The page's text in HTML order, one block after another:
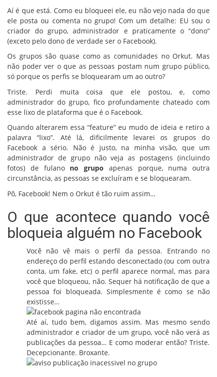
Aí é que está. Como eu bloqueei ele, eu não vejo nada do que
ele posta ou comenta no grupo! Com um detalhe: EU sou o
criador do grupo, administrador e praticamente o “dono”
(exceto pelo dono de verdade ser o Facebook).
Os grupos são quase como as comunidades no Orkut. Mas
não poder ver o que as pessoas postam num grupo público,
só porque os perfis se bloquearam um ao outro?
Triste. Perdi muita coisa que ele postou, e, como
administrador do grupo, fico profundamente chateado com
esse lixo de plataforma que é o Facebook.
Quando alterarem essa “feature” eu mudo de ideia e retiro a
palavra “lixo”. Até lá, dificilmente levarei os grupos do
Facebook a sério. Não é justo, na minha visão, que um
administrador de grupo não veja as postagens (incluindo
fotos) de fulano no grupo apenas porque, numa outra
circunstância, as pessoas se excluíram e se bloquearam.
Pô, Facebook! Nem o Orkut é tão ruim assim…
O que acontece quando você
bloqueia alguém no Facebook
Você não vê mais o perfil da pessoa. Entrando no
endereço do perfil estando desconectado (ou com outra
conta, um fake, etc) o perfil aparece normal, mas para
você que bloqueou, não. Sequer há notificação de que a
pessoa foi bloqueada. Simplesmente é como se não
existisse…
Até aí, tudo bem, digamos assim. Mas mesmo sendo
administrador e criador de um grupo, você não verá as
publicações da pessoa… E como moderar então? Triste.
Decepcionante. Broxante.